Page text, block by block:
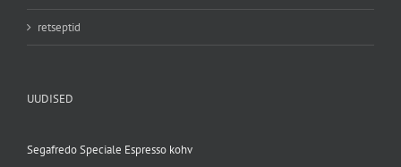
retseptid
UUDISED
Segafredo Speciale Espresso kohv